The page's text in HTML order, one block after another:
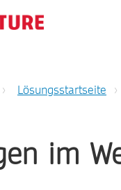
Lösungsstartseite
im